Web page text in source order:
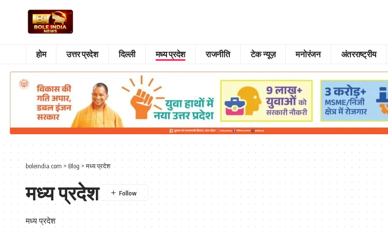
होम उत्तर प्रदेश दिल्ली मध्य प्रदेश राजनीति टेक न्यूज़ मनोरंजन अंतरराष्ट्रीय
boleindia.com> Blog >मध्य प्रदेश
मध्य प्रदेश
मध्य प्रदेश